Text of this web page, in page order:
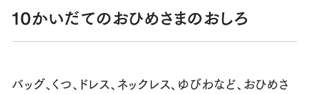
10かいだてのおひめさまのおしろ
バッグ、くつ、ドレス、ネックレス、ゆびわなど、おひめさ